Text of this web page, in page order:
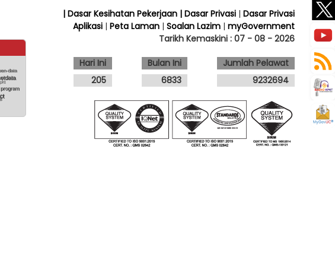
| Dasar Kesihatan Pekerjaan | Dasar Privasi |Dasar Privasi
Aplikasi |Peta Laman |Soalan Lazim |myGovernment
Tarikh Kemaskini :07 - 08 - 2026
Hari Ini
205
Bulan Ini
6833
Jumlah Pelawat
9232694